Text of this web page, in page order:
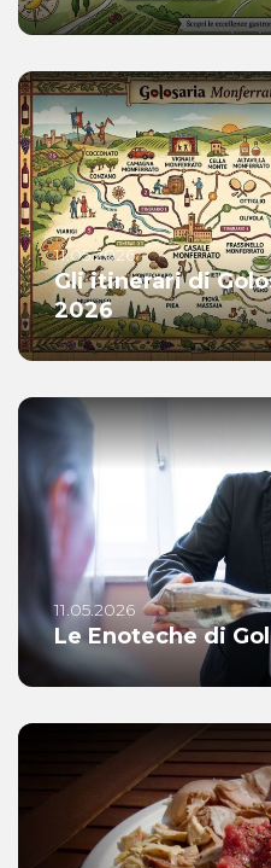
11.05.2026
Gli itinerari di
2026
11.05.2026
Le Enoteche di